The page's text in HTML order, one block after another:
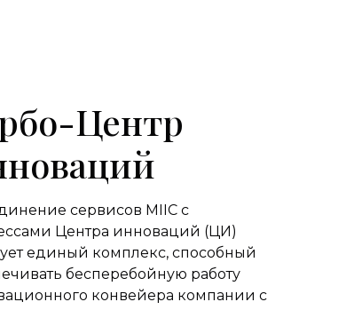
Центр
сервисов MIIC с
Центра инноваций (ЦИ)
единый комплекс, способный
бесперебойную работу
конвейера компании с